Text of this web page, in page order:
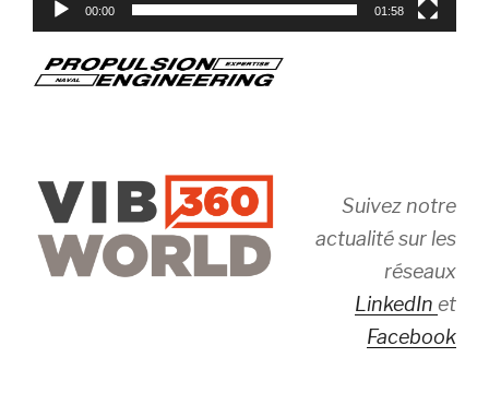
00:00 01:58
Suivez notre
actualité sur les
réseaux
LinkedIn et
Facebook